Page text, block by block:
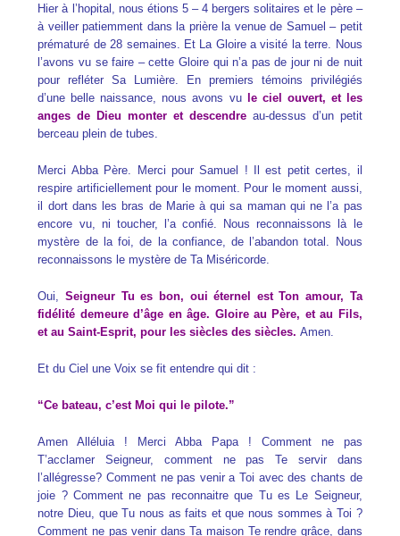
Hier à l’hopital, nous étions 5 – 4 bergers solitaires et le père –
à veiller patiemment dans la prière la venue de Samuel – petit
prématuré de 28 semaines. Et La Gloire a visité la terre. Nous
l’avons vu se faire – cette Gloire qui n’a pas de jour ni de nuit
pour refléter Sa Lumière. En premiers témoins privilégiés
d’une belle naissance, nous avons vu
le ciel ouvert, et les
anges de Dieu monter et descendre au-dessus d’un petit
berceau plein de tubes.
Merci Abba Père. Merci pour Samuel ! Il est petit certes, il
respire artificiellement pour le moment. Pour le moment aussi,
il dort dans les bras de Marie à qui sa maman qui ne l’a pas
encore vu, ni toucher, l’a confié. Nous reconnaissons là le
mystère de la foi, de la confiance, de l’abandon total. Nous
reconnaissons le mystère de Ta Miséricorde.
Oui,Seigneur Tu es bon, oui éternel est Ton amour, Ta
fidélité demeure d’âge en âge. Gloire au Père, et au Fils,
et au Saint-Esprit, pour les siècles des siècles.Amen.
Et du Ciel une Voix se fit entendre qui dit :
“Ce bateau, c’est Moi qui le pilote.”
Amen Alléluia ! Merci Abba Papa ! Comment ne pas
T’acclamer Seigneur, comment ne pas Te servir dans
l’allégresse? Comment ne pas venir a Toi avec des chants de
joie ? Comment ne pas reconnaitre que Tu es Le Seigneur,
notre Dieu, que Tu nous as faits et que nous sommes à Toi ?
Comment ne pas venir dans Ta maison Te rendre grâce, dans